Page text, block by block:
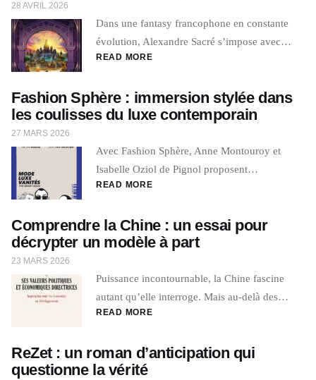
28 AVRIL 2026
Dans une fantasy francophone en constante
évolution, Alexandre Sacré s’impose avec…
READ MORE
Fashion Sphère : immersion stylée dans
les coulisses du luxe contemporain
27 MARS 2026
Avec Fashion Sphère, Anne Montouroy et
Isabelle Oziol de Pignol proposent…
READ MORE
Comprendre la Chine : un essai pour
décrypter un modèle à part
23 MARS 2026
Puissance incontournable, la Chine fascine
autant qu’elle interroge. Mais au-delà des…
READ MORE
ReZet : un roman d’anticipation qui
questionne la vérité